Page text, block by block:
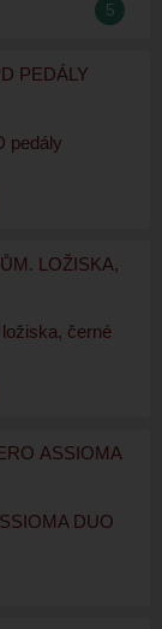
5
PEDÁLY
LOŽISKA,
ASSIOMA